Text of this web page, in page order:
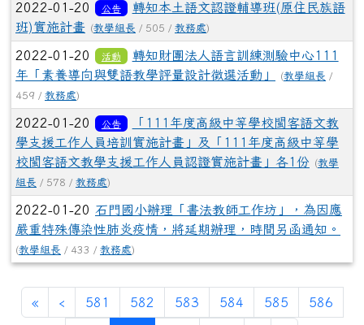
2022-01-20 公告
轉知本土語文認證輔導班(原住民族語
班)實施計畫 (教學組長 / 505 / 教務處)
2022-01-20 活動
轉知財團法人語言訓練測驗中心111
年「素養導向與雙語教學評量設計徵選活動」
(教學組長 /
459 / 教務處)
2022-01-20 公告
「111年度高級中等學校閩客語文教
學支援工作人員培訓實施計畫」及「111年度高級中等學
校閩客語文教學支援工作人員認證實施計畫」各1份
(教學
組長 / 578 / 教務處)
2022-01-20 石門國小辦理「書法教師工作坊」，為因應
嚴重特殊傳染性肺炎疫情，將延期辦理，時間另函通知。
(教學組長 / 433 / 教務處)
« ‹ 581 582 583 584 585 586